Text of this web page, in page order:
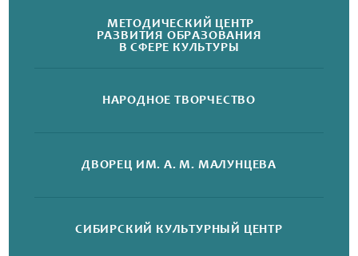
МЕТОДИЧЕСКИЙ ЦЕНТР
РАЗВИТИЯ ОБРАЗОВАНИЯ
В СФЕРЕ КУЛЬТУРЫ
НАРОДНОЕ ТВОРЧЕСТВО
ДВОРЕЦ ИМ. А. М. МАЛУНЦЕВА
СИБИРСКИЙ КУЛЬТУРНЫЙ ЦЕНТР